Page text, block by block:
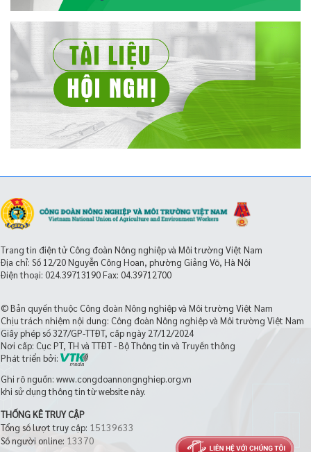
Trang tin điện tử Công đoàn Nông nghiệp và Môi trường Việt Nam
Địa chỉ: Số 12/20 Nguyễn Công Hoan, phường Giảng Võ, Hà Nội
Điện thoại: 024.39713190Fax: 04.39712700
© Bản quyền thuộc Công đoàn Nông nghiệp và Môi trường Việt Nam
Chịu trách nhiệm nội dung: Công đoàn Nông nghiệp và Môi trường Việt Nam
Giấy phép số 327/GP-TTĐT, cấp ngày 27/12/2024
Nơi cấp: Cục PT, TH và TTĐT - Bộ Thông tin và Truyền thông
Phát triển bởi:
Ghi rõ nguồn: www.congdoannongnghiep.org.vn
khi sử dụng thông tin từ website này.
THỐNG KÊ TRUY CẬP
Tổng số lượt truy cập: 15139633
Số người online: 13370